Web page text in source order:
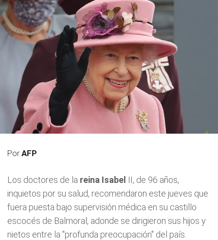
PorAFP
Los doctores de la reina Isabel II, de 96 años,
inquietos por su salud, recomendaron este jueves que
fuera puesta bajo supervisión médica en su castillo
escocés de Balmoral, adonde se dirigieron sus hijos y
nietos entre la "profunda preocupación" del país.